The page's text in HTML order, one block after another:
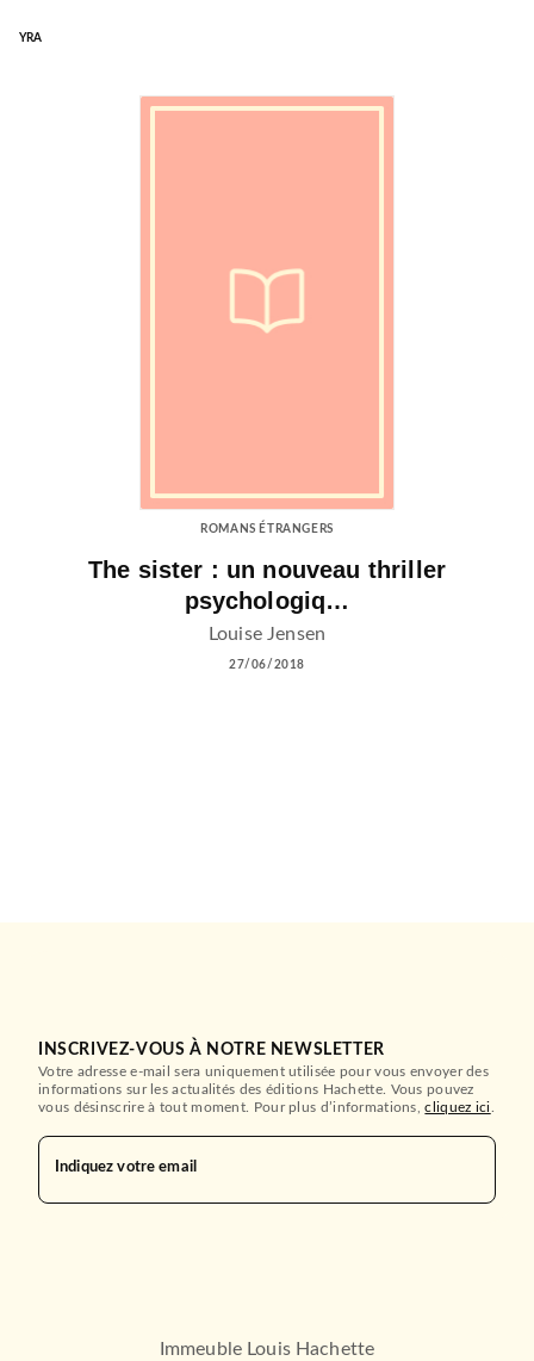
YRA
ROMANS ÉTRANGERS
The sister : un nouveau thriller
psychologiq…
Louise Jensen
27/06/2018
INSCRIVEZ-VOUS À NOTRE NEWSLETTER
Votre adresse e-mail sera uniquement utilisée pour vous envoyer des
informations sur les actualités des éditions Hachette. Vous pouvez
vous désinscrire à tout moment. Pour plus d’informations,cliquez ici
Indiquez votre email
Immeuble Louis Hachette